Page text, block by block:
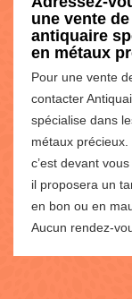
une vente
antiquaire
en métaux
Pour une vente
contacter
spécialise dans
métaux
c’est devant
il proposera un
en bon ou en
Aucun rendez-